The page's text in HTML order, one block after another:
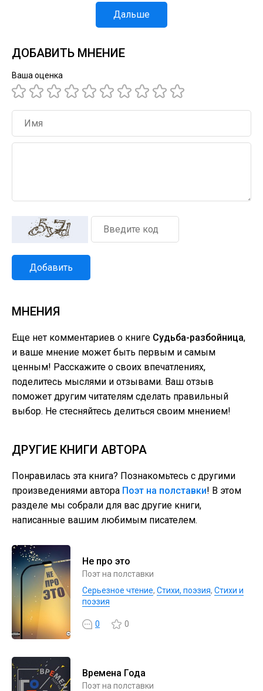
Дальше
ДОБАВИТЬ МНЕНИЕ
Ваша оценка
Добавить
МНЕНИЯ
Еще нет комментариев о книге Судьба-разбойница,
и ваше мнение может быть первым и самым
ценным! Расскажите о своих впечатлениях,
поделитесь мыслями и отзывами. Ваш отзыв
поможет другим читателям сделать правильный
выбор. Не стесняйтесь делиться своим мнением!
ДРУГИЕ КНИГИ АВТОРА
Понравилась эта книга? Познакомьтесь с другими
произведениями автора Поэт на полставки! В этом
разделе мы собрали для вас другие книги,
написанные вашим любимым писателем.
Не про это
Поэт на полставки
Серьезное чтение, Cтихи, поэзия, Стихи и
поэзия
0 0
Времена Года
Поэт на полставки